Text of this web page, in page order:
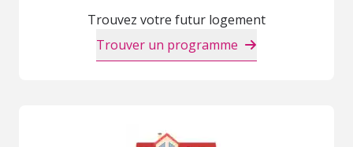
Trouvez votre futur logement
Trouver un programme